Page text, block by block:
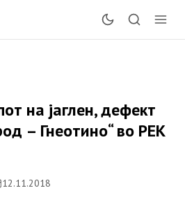
на јаглен, дефект
– Гнеотино“ во РЕК
12.11.2018